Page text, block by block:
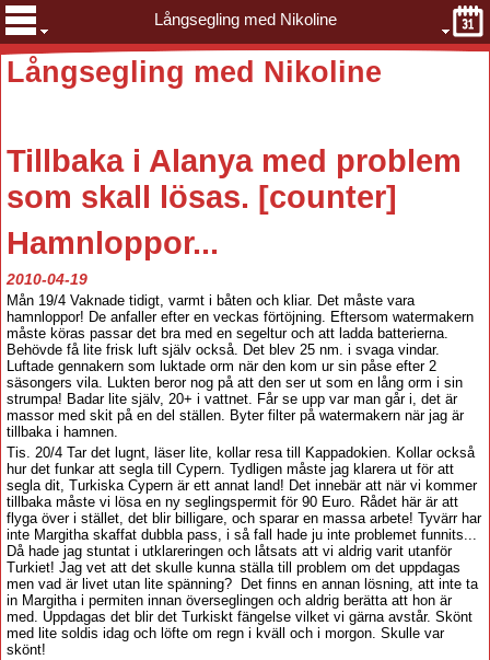
Långsegling med Nikoline
Långsegling med Nikoline
Tillbaka i Alanya med problem
som skall lösas. [counter]
Hamnloppor...
2010-04-19
Mån 19/4 Vaknade tidigt, varmt i båten och kliar. Det måste vara
hamnloppor! De anfaller efter en veckas förtöjning. Eftersom watermakern
måste köras passar det bra med en segeltur och att ladda batterierna.
Behövde få lite frisk luft själv också. Det blev 25 nm. i svaga vindar.
Luftade gennakern som luktade orm när den kom ur sin påse efter 2
säsongers vila. Lukten beror nog på att den ser ut som en lång orm i sin
strumpa! Badar lite själv, 20+ i vattnet. Får se upp var man går i, det är
massor med skit på en del ställen. Byter filter på watermakern när jag är
tillbaka i hamnen.
Tis. 20/4 Tar det lugnt, läser lite, kollar resa till Kappadokien. Kollar också
hur det funkar att segla till Cypern. Tydligen måste jag klarera ut för att
segla dit, Turkiska Cypern är ett annat land! Det innebär att när vi kommer
tillbaka måste vi lösa en ny seglingspermit för 90 Euro. Rådet här är att
flyga över i stället, det blir billigare, och sparar en massa arbete! Tyvärr har
inte Margitha skaffat dubbla pass, i så fall hade ju inte problemet funnits...
Då hade jag stuntat i utklareringen och låtsats att vi aldrig varit utanför
Turkiet! Jag vet att det skulle kunna ställa till problem om det uppdagas
men vad är livet utan lite spänning? Det finns en annan lösning, att inte ta
in Margitha i permiten innan överseglingen och aldrig berätta att hon är
med. Uppdagas det blir det Turkiskt fängelse vilket vi gärna avstår. Skönt
med lite soldis idag och löfte om regn i kväll och i morgon. Skulle var
skönt!